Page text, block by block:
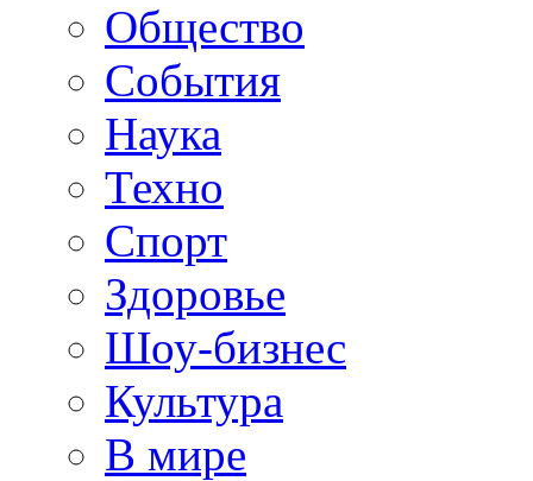
Общество
События
Наука
Техно
Спорт
Здоровье
Шоу-бизнес
Культура
В мире